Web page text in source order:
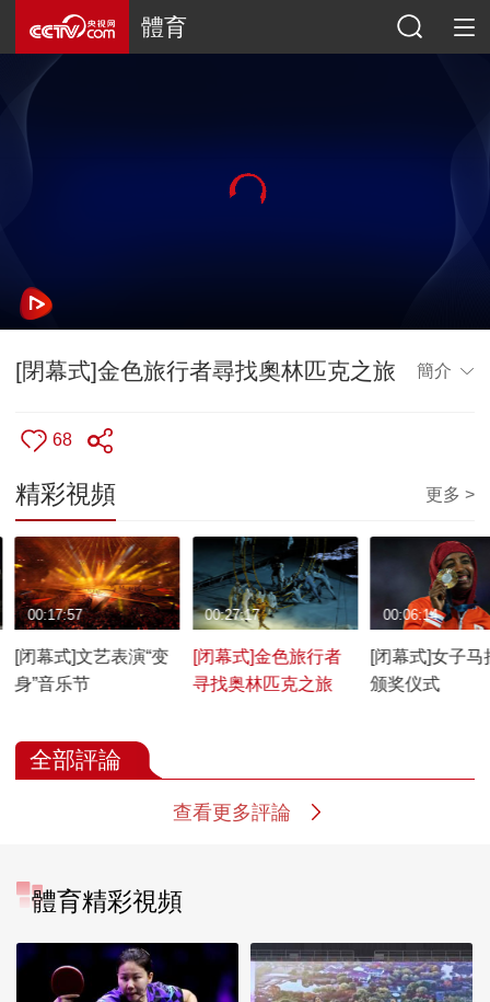
體育
[閉幕式]金色旅行者尋找奧林匹克之旅 簡介
68
精彩視頻 更多 >
[闭幕式]文艺表演“变
身”音乐节
00:17:57
[闭幕式]金色旅行者
寻找奥林匹克之旅
00:27:17
[闭幕式]女子马
颁奖仪式
00:06:14
全部評論
查看更多評論
體育精彩視頻